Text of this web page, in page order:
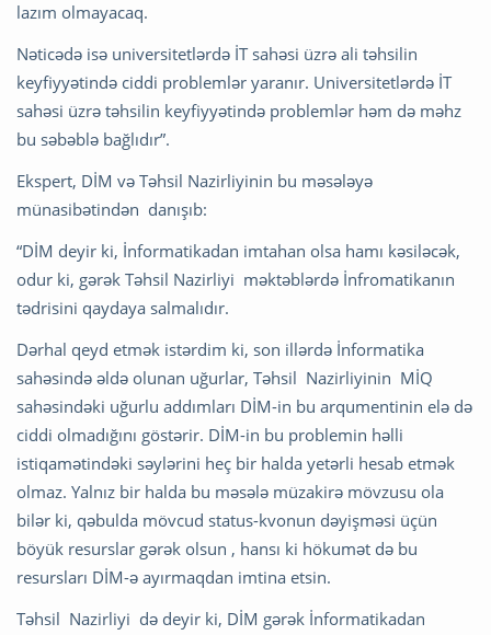
lazım olmayacaq.
Nəticədə isə universitetlərdə İT sahəsi üzrə ali təhsilin
keyfiyyətində ciddi problemlər yaranır. Universitetlərdə İT
sahəsi üzrə təhsilin keyfiyyətində problemlər həm də məhz
bu səbəblə bağlıdır”.
Ekspert, DİM və Təhsil Nazirliyinin bu məsələyə
münasibətindən danışıb:
“DİM deyir ki, İnformatikadan imtahan olsa hamı kəsiləcək,
odur ki, gərək Təhsil Nazirliyi məktəblərdə İnfromatikanın
tədrisini qaydaya salmalıdır.
Dərhal qeyd etmək istərdim ki, son illərdə İnformatika
sahəsində əldə olunan uğurlar, Təhsil Nazirliyinin MİQ
sahəsindəki uğurlu addımları DİM-in bu arqumentinin elə də
ciddi olmadığını göstərir. DİM-in bu problemin həlli
istiqamətindəki səylərini heç bir halda yetərli hesab etmək
olmaz. Yalnız bir halda bu məsələ müzakirə mövzusu ola
bilər ki, qəbulda mövcud status-kvonun dəyişməsi üçün
böyük resurslar gərək olsun , hansı ki hökumət də bu
resursları DİM-ə ayırmaqdan imtina etsin.
Təhsil Nazirliyi də deyir ki, DİM gərək İnformatikadan